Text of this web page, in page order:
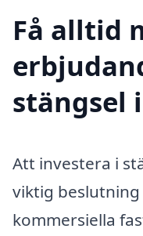
Få alltid
stängsel
Att investera i
viktig
kommersiella